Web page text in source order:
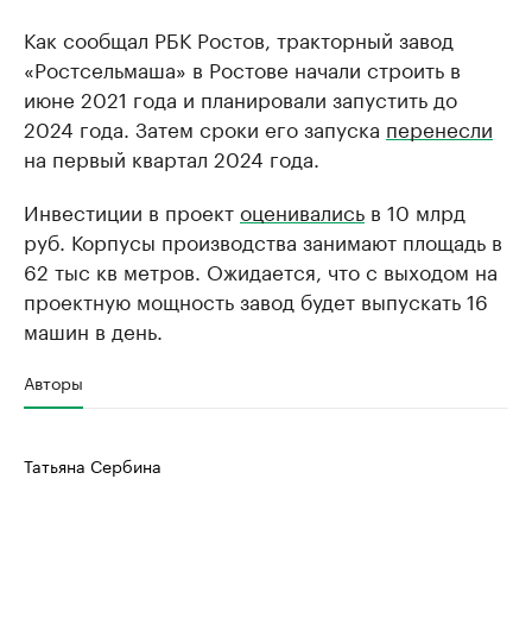
Как сообщал РБК Ростов, тракторный завод
«Ростсельмаша» в Ростове начали строить в
июне 2021 года и планировали запустить до
2024 года. Затем сроки его запуска перенесли
на первый квартал 2024 года.
Инвестиции в проектоценивались в 10 млрд
руб. Корпусы производства занимают площадь в
62 тыс кв метров. Ожидается, что с выходом на
проектную мощность завод будет выпускать 16
машин в день.
Авторы
Татьяна Сербина